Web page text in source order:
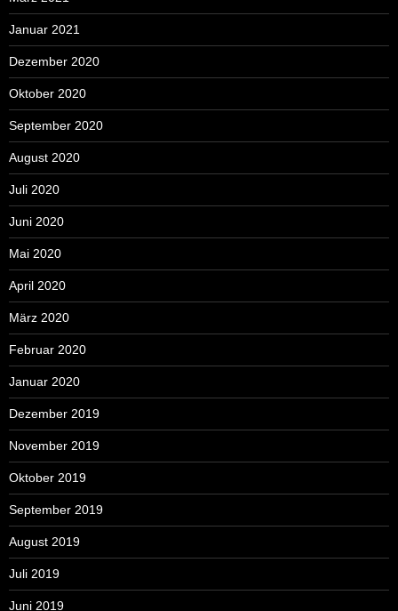
Januar 2021
Dezember 2020
Oktober 2020
September 2020
August 2020
Juli 2020
Juni 2020
Mai 2020
April 2020
März 2020
Februar 2020
Januar 2020
Dezember 2019
November 2019
Oktober 2019
September 2019
August 2019
Juli 2019
Juni 2019